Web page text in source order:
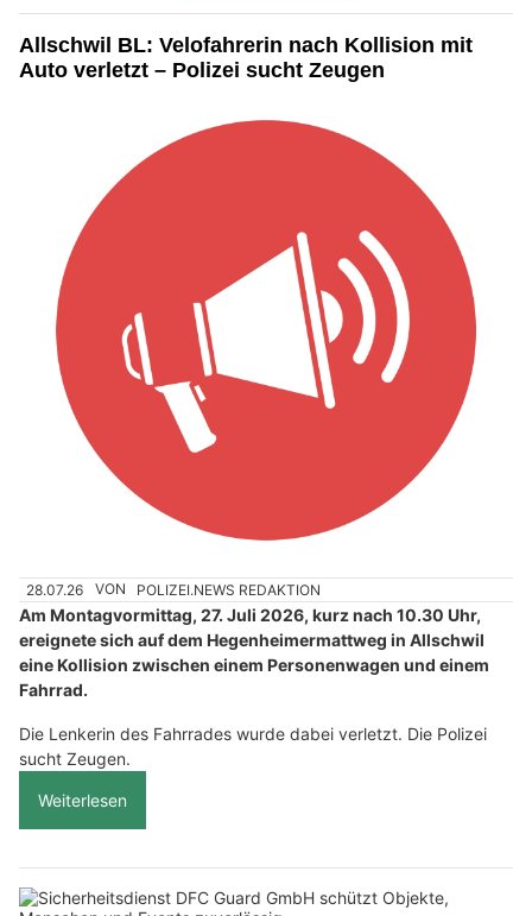
Allschwil BL: Velofahrerin nach Kollision mit
Auto verletzt – Polizei sucht Zeugen
28.07.26 VON POLIZEI.NEWS REDAKTION
Am Montagvormittag, 27. Juli 2026, kurz nach 10.30 Uhr,
ereignete sich auf dem Hegenheimermattweg in Allschwil
eine Kollision zwischen einem Personenwagen und einem
Fahrrad.
Die Lenkerin des Fahrrades wurde dabei verletzt. Die Polizei
sucht Zeugen.
Weiterlesen